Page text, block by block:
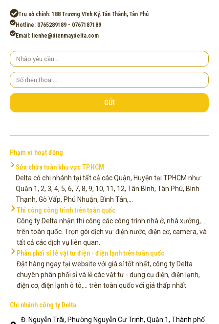
Trụ sở chính: 188 Trương Vĩnh Ký, Tân Thành, Tân Phú
Hotline: 0765289189 - 0767187189
Email: lienhe@dienmaydelta.com
Yêu
cầu
Số
điện
thoại
GỬI
Phạm vi hoạt động
Sửa chữa toàn khu vực TP.HCM
Delta có chi nhánh tại tất cả các Quận, Huyện tại TPHCM như:
Quận 1, 2, 3, 4, 5, 6, 7, 8, 9, 10, 11, 12, Tân Bình, Tân Phú, Bình
Thạnh, Gò Vấp, Phú Nhuận, Bình Tân,...
Thi công công trình trên toàn quốc
Công ty Delta nhận thi công các công trình nhà ở, nhà xưởng,...
trên toàn quốc. Trọn gói dịch vụ: điện nước, điện cơ, camera, và
tất cả các dịch vụ liên quan.
Phân phối sỉ lẻ vật tư điện - điện lạnh trên toàn quốc
Đặt hàng ngay tại website với giá sỉ tốt nhất, công ty Delta
chuyên phân phối sỉ và lẻ các vật tư - dụng cụ điện, điện lạnh,
điện cơ, điện lạnh ô tô,... trên toàn quốc với giá thấp nhất.
Chi nhánh công ty Delta
Đ. Nguyễn Trãi, Phường Nguyễn Cư Trinh, Quận 1, Thành phố